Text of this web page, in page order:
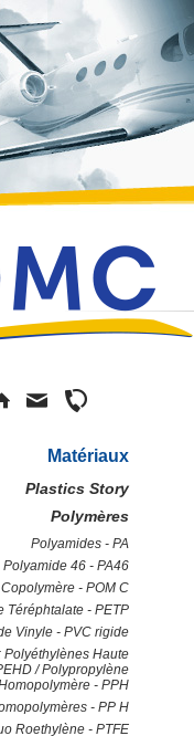
Matériaux
Plastics Story
Polymères
Polyamides - PA
Polyamide 46 - PA46
- POM C
Téréphtalate - PETP
Vinyle - PVC rigide
Polyéthylènes Haute
/ Polypropylène
- PPH
- PP H
Roethylène - PTFE